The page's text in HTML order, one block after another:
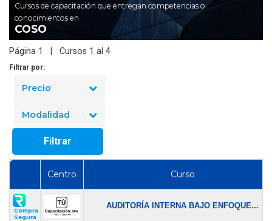
Cursos de capacitación que entregan competencias o
conocimientos en
COSO
Página 1 | Cursos 1 al 4
Filtrar por:
Precio
Modalidad
Filtrar
Centro Curso
Compra
Segura
AUDITORÍA INTERNA BAJO ENFOQUE...